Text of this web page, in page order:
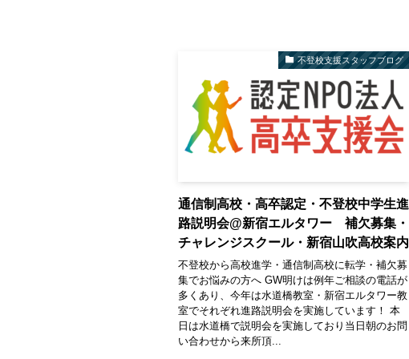
不登校支援スタッフブログ
通信制高校・高卒認定・不登校中学生進
路説明会@新宿エルタワー 補欠募集・
チャレンジスクール・新宿山吹高校案内
不登校から高校進学・通信制高校に転学・補欠募
集でお悩みの方へ GW明けは例年ご相談の電話が
多くあり、今年は水道橋教室・新宿エルタワー教
室でそれぞれ進路説明会を実施しています！ 本
日は水道橋で説明会を実施しており当日朝のお問
い合わせから来所頂...